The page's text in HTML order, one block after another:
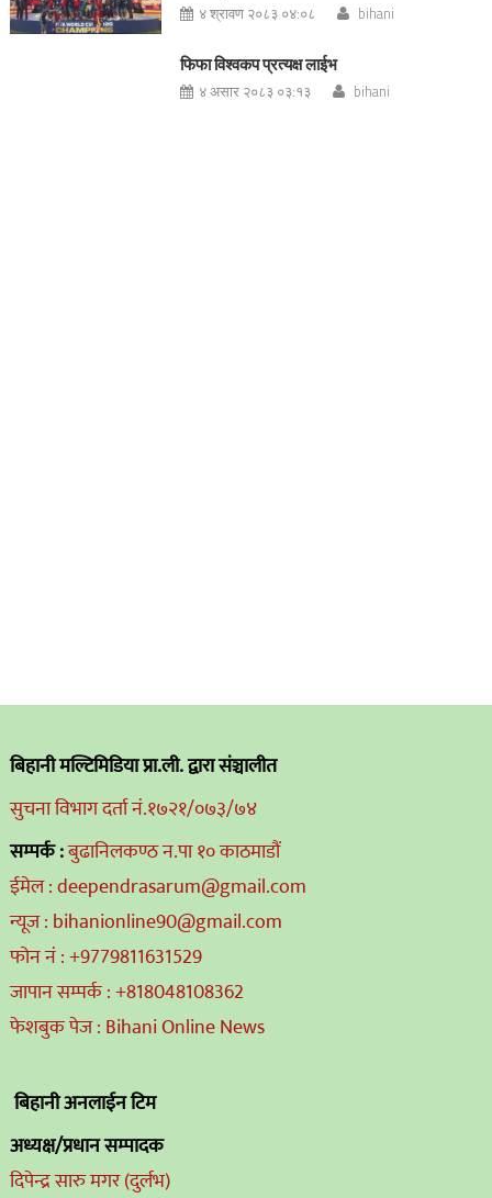
४ श्रावण २०८३ ०४:०८ bihani
फिफा विश्वकप प्रत्यक्ष लाईभ
४ असार २०८३ ०३:१३ bihani
बिहानी मल्टिमिडिया प्रा.ली. द्वारा संञ्चालीत
सुचना विभाग दर्ता नं.१७२१/०७३/७४
सम्पर्क :बुढानिलकण्ठ न.पा १० काठमाडौं
ईमेल : deependrasarum@gmail.com
न्यूज : bihanionline90@gmail.com
फोन नं : +9779811631529
जापान सम्पर्क : +818048108362
फेशबुक पेज : Bihani Online News
बिहानी अनलाईन टिम
अध्यक्ष/प्रधान सम्पादक
दिपेन्द्र सारु मगर (दुर्लभ)